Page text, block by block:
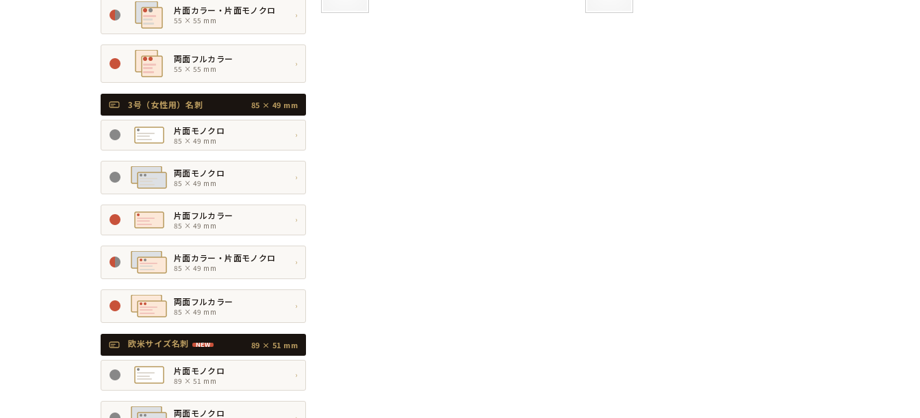
片面カラー・片面モノクロ
55 × 55 mm
›
両面フルカラー
55 × 55 mm
›
3号（女性用）名刺 85 × 49 mm
片面モノクロ
85 × 49 mm
›
両面モノクロ
85 × 49 mm
›
片面フルカラー
85 × 49 mm
›
片面カラー・片面モノクロ
85 × 49 mm
›
両面フルカラー
85 × 49 mm
›
欧米サイズ名刺 NEW 89 × 51 mm
片面モノクロ
89 × 51 mm
›
両面モノクロ